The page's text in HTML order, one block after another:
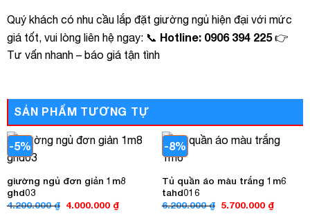
Quý khách có nhu cầu lắp đặt giường ngủ hiện đại với mức
giá tốt, vui lòng liên hệ ngay: 📞 Hotline: 0906 394 225👉
Tư vấn nhanh – báo giá tận tình
SẢN PHẨM TƯƠNG TỰ
-5%
giường ngủ đơn giản 1m8
ghd03
4.200.000₫ Giá
4.000.000 ₫Giá
hiện
-8%
Tủ quần áo màu trắng 1m6
tahd016
6.200.000₫ Giá
5.700.000 ₫Giá
hiện